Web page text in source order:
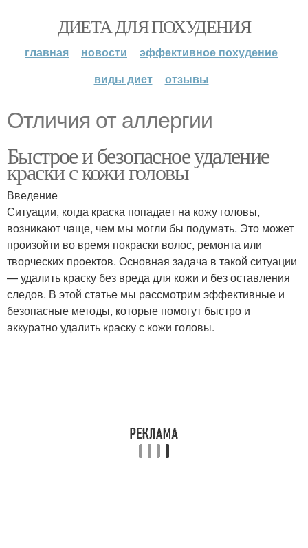
ДИЕТА ДЛЯ ПОХУДЕНИЯ
главная новости
эффективное похудение
виды диет
отзывы
Отличия от аллергии
Быстрое и безопасное удаление
краски с кожи головы
Введение
Ситуации, когда краска попадает на кожу головы,
возникают чаще, чем мы могли бы подумать. Это может
произойти во время покраски волос, ремонта или
творческих проектов. Основная задача в такой ситуации
— удалить краску без вреда для кожи и без оставления
следов. В этой статье мы рассмотрим эффективные и
безопасные методы, которые помогут быстро и
аккуратно удалить краску с кожи головы.